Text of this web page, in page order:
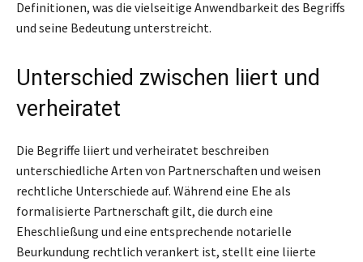
Definitionen, was die vielseitige Anwendbarkeit des Begriffs
und seine Bedeutung unterstreicht.
Unterschied zwischen liiert und
verheiratet
Die Begriffe liiert und verheiratet beschreiben
unterschiedliche Arten von Partnerschaften und weisen
rechtliche Unterschiede auf. Während eine Ehe als
formalisierte Partnerschaft gilt, die durch eine
Eheschließung und eine entsprechende notarielle
Beurkundung rechtlich verankert ist, stellt eine liierte